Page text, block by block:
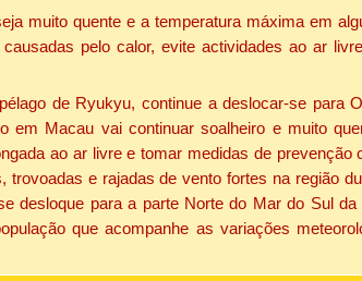
muito quente e a temperatura máxima em
pelo calor, evite actividades ao ar
de Ryukyu, continue a deslocar-se para
em Macau vai continuar soalheiro e muito
ao ar livre e tomar medidas de prevenção
e rajadas de vento fortes na região
desloque para a parte Norte do Mar do Sul
que acompanhe as variações